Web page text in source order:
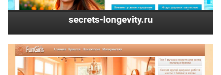
secrets-longevity.ru